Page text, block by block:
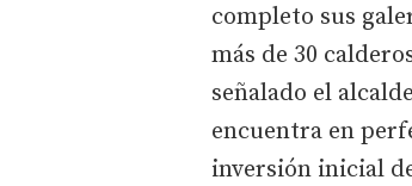
completo sus
más de 30
señalado el
encuentra en
inversión inicial